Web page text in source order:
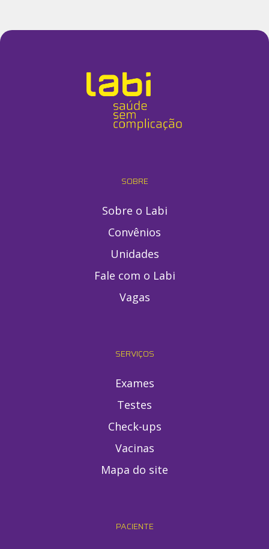
SOBRE
Sobre o Labi
Convênios
Unidades
Fale com o Labi
Vagas
SERVIÇOS
Exames
Testes
Check-ups
Vacinas
Mapa do site
PACIENTE